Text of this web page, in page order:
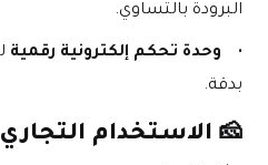
البرودة بالتساوي.
وحدة تحكم إلكترونية رقمية
بدقة.
🧀 الاستخدام التجاري